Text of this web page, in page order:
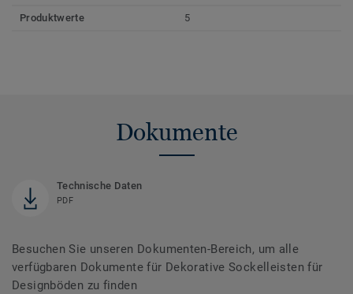
Produktwerte 5
Dokumente
Technische Daten
PDF
Besuchen Sie unseren Dokumenten-Bereich, um alle
verfügbaren Dokumente für Dekorative Sockelleisten für
Designböden zu finden